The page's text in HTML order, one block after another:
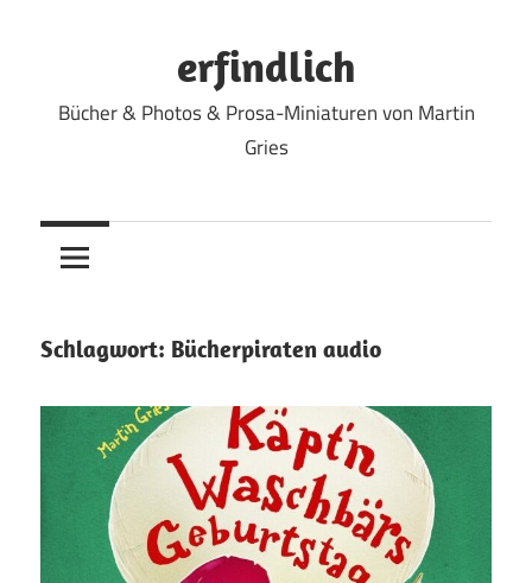
erfindlich
Bücher & Photos & Prosa-Miniaturen von Martin
Gries
Schlagwort: Bücherpiraten audio